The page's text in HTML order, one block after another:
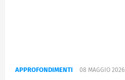
APPROFONDIMENTI 08 MAGGIO 2026